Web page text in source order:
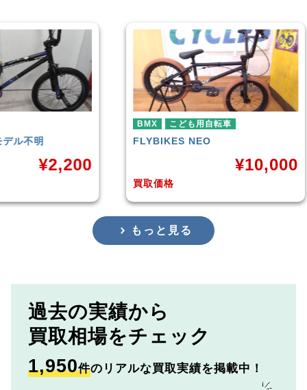
BMX
HARO
もっと見る
過去の実績から
買取相場をチェック
1,950件のリアルな買取実績を掲載中！